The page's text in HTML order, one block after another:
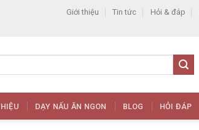
Giới thiệu Tin tức Hỏi & đáp
DẠY NẤU ĂN NGON BLOG HỎI ĐÁP